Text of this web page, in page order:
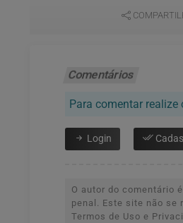
Comentários
Para comentar
Login
O autor do comentário
penal. Este site não se
Termos de Uso e